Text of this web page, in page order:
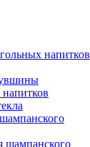
напитков
шампанского